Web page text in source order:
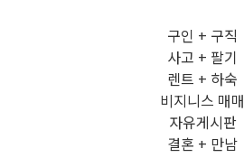
구인 + 구직
사고 + 팔기
렌트 + 하숙
비지니스 매매
자유게시판
결혼 + 만남